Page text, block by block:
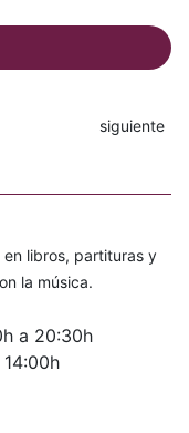
siguiente
libros, partituras y
la música.
a 20:30h